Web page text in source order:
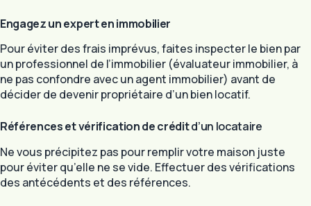
Engagez un expert en immobilier
Pour éviter des frais imprévus, faites inspecter le bien par
un professionnel de l’immobilier (évaluateur immobilier, à
ne pas confondre avec un agent immobilier) avant de
décider de devenir propriétaire d’un bien locatif.
Références et vérification de créditd’un locataire
Ne vous précipitez pas pour remplir votre maison juste
pour éviter qu’elle ne se vide. Effectuer des vérifications
des antécédents et des références.